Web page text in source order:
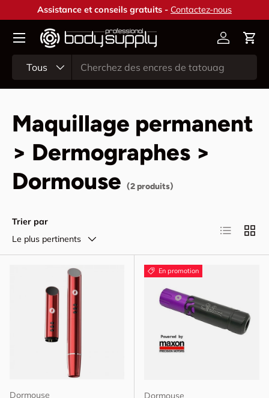
Aller au contenu
Assistance et conseils gratuits - Contactez-nous
Tous
Compte
Maquillage permanent
> Dermographes >
Dormouse (2 produits)
Trier par
Le plus pertinents
Liste Grille
Dormouse
En promotion
Dormouse